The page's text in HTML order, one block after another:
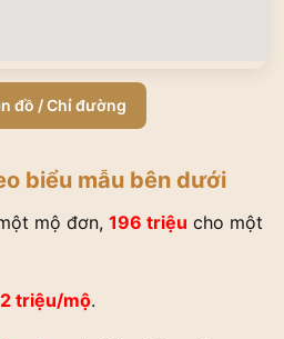
đồ / Chỉ đường
biểu mẫu bên dưới
mộ đơn, 196 triệu cho một
triệu/mộ.